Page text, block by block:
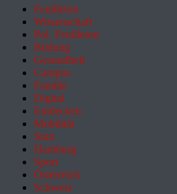
Feuilleton
Wissenschaft
Pol. Feuilleton
Bildung
Gesundheit
Campus
Familie
Digital
Entdecken
Mobilität
Sinn
Hamburg
Sport
Österreich
Schweiz